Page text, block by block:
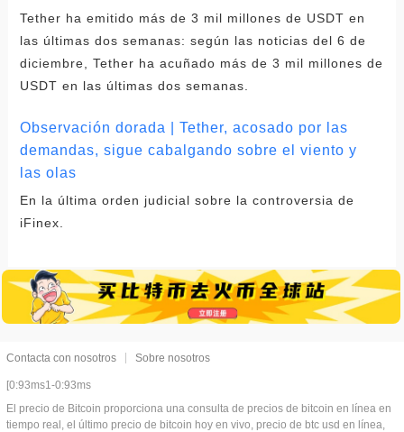
Tether ha emitido más de 3 mil millones de USDT en
las últimas dos semanas: según las noticias del 6 de
diciembre, Tether ha acuñado más de 3 mil millones de
USDT en las últimas dos semanas.
Observación dorada | Tether, acosado por las
demandas, sigue cabalgando sobre el viento y
las olas
En la última orden judicial sobre la controversia de
iFinex.
Contacta con nosotros Sobre nosotros
[0:93ms1-0:93ms
El precio de Bitcoin proporciona una consulta de precios de bitcoin en línea en
tiempo real, el último precio de bitcoin hoy en vivo, precio de btc usd en línea,